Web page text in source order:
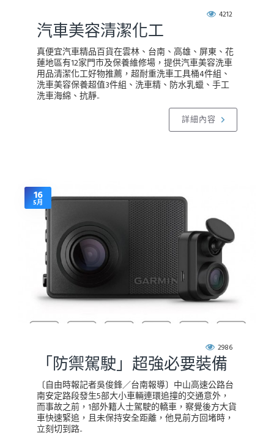
4212
汽車美容清潔化工
真便宜汽車精品百貨在雲林、台南、高雄、屏東、花
蓮地區有12家門市及保養維修場，提供汽車美容洗車
用品清潔化工好物推薦，超耐重洗車工具桶4件組、
洗車美容保養超值3件組、洗車精、防水乳蠟、手工
洗車海綿、抗靜..
詳細內容
16
5月
2986
「防禦駕駛」超強必要裝備
〔自由時報記者吳俊鋒／台南報導〕中山高速公路台
南安定路段發生5部大小車輛連環追撞的交通意外，
而事故之前，1部外籍人士駕駛的轎車，察覺後方大貨
車快速緊追，且未保持安全距離，他見前方回堵時，
立刻切到路..